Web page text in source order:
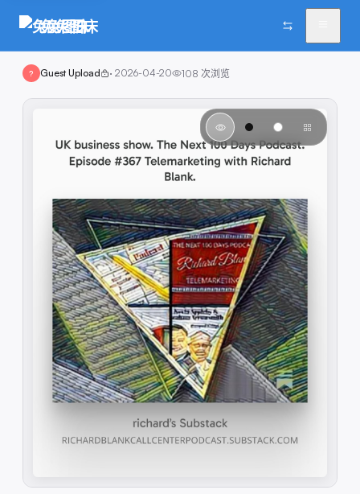
兔兔图床
? Guest Upload · 2026-04-20 108 次浏览